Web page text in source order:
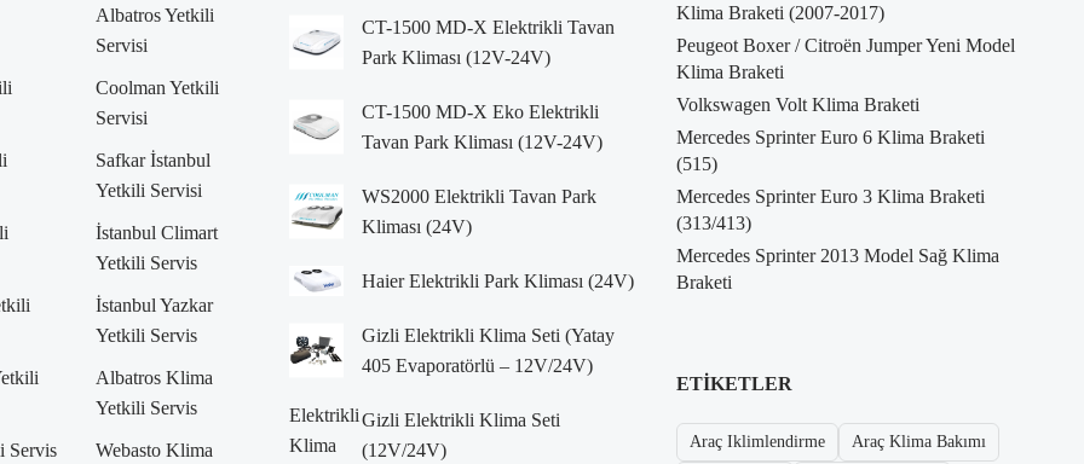
Albatros Yetkili
Servisi
Coolman Yetkili
Servisi
Safkar İstanbul
Yetkili Servisi
İstanbul Climart
Yetkili Servis
İstanbul Yazkar
Yetkili Servis
Albatros Klima
Yetkili Servis
Servis
Webasto Klima
CT-1500 MD-X Elektrikli Tavan
Park Kliması (12V-24V)
CT-1500 MD-X Eko Elektrikli
Tavan Park Kliması (12V-24V)
WS2000 Elektrikli Tavan Park
Kliması (24V)
Haier Elektrikli Park Kliması (24V)
Gizli Elektrikli Klima Seti (Yatay
405 Evaporatörlü – 12V/24V)
Gizli Elektrikli Klima Seti
(12V/24V)
Klima Braketi (2007-2017)
Peugeot Boxer / Citroën Jumper Yeni Model
Klima Braketi
Volkswagen Volt Klima Braketi
Mercedes Sprinter Euro 6 Klima Braketi
(515)
Mercedes Sprinter Euro 3 Klima Braketi
(313/413)
Mercedes Sprinter 2013 Model Sağ Klima
Braketi
ETIKETLER
Araç Iklimlendirme Araç Klima Bakımı